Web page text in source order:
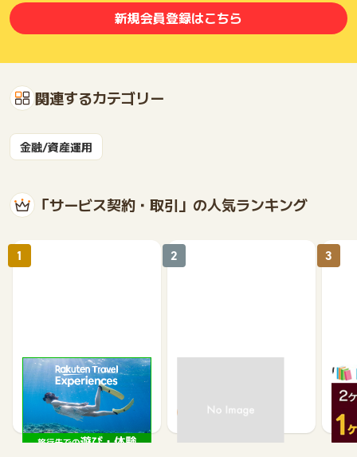
新規会員登録はこちら
関連するカテゴリー
金融/資産運用
「サービス契約・取引」の人気ランキング
楽天トラベル観光体験
2.5%
1
1.3%
2
い
3